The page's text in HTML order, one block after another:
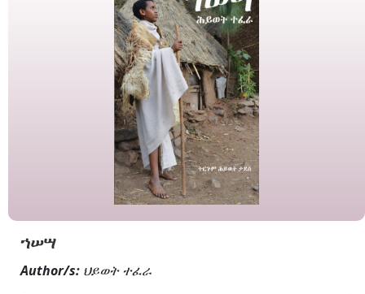
ኀሠሣ
Author/s: ህይወት ተፈራ